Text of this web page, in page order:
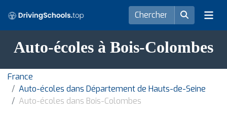
Auto-écoles à Bois-Colombes
France
Auto-écoles dans Département de Hauts-de-Seine
Auto-écoles dans Bois-Colombes